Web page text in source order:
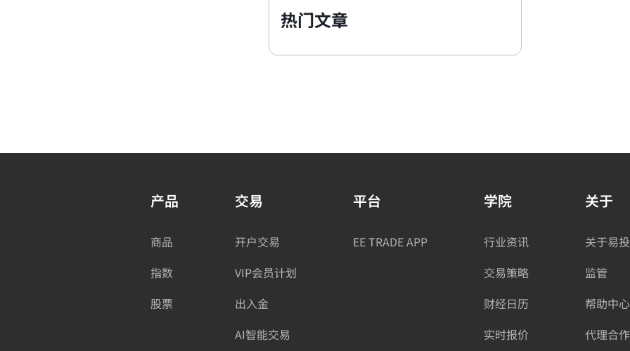
热门文章
产品
商品
指数
股票
交易
开户交易
VIP会员计划
出入金
AI智能交易
平台
EE TRADE APP
学院
行业资讯
交易策略
财经日历
实时报价
关于
关于易投
监管
帮助中心
代理合作